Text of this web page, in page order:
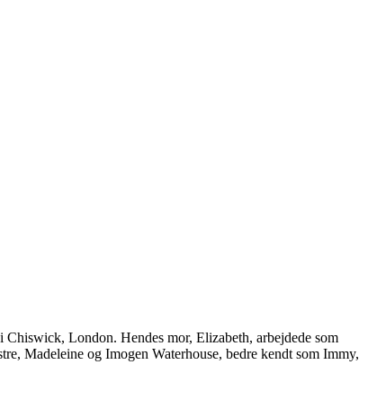
London. Hendes mor, Elizabeth, arbejdede som
Madeleine og Imogen Waterhouse, bedre kendt som Immy,